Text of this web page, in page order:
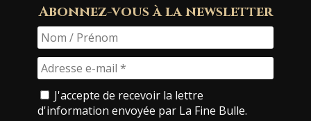
Abonnez-vous à la newsletter
J'accepte de recevoir la lettre
d'information envoyée par La Fine Bulle.